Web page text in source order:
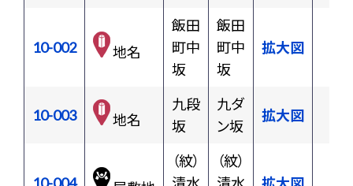
10-002 地名
飯田
町中
坂
飯田
町中
坂
拡大図
10-003 地名
九段
坂
九ダ
ン坂
拡大図
（紋）
（紋）